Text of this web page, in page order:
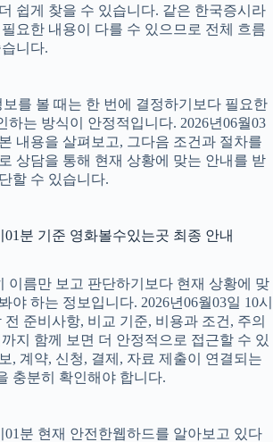
쉽게 찾을 수 있습니다. 같은 한국증시라
요한 내용이 다를 수 있으므로 전체 흐름
니다.
를 볼 때는 한 번에 결정하기보다 필요한
하는 방식이 안정적입니다. 2026년06월03
내용을 살펴보고, 그다음 조건과 절차를
상담을 통해 현재 상황에 맞는 안내를 받
할 수 있습니다.
01분 기준 영화볼수있는곳 최종 안내
이름만 보고 판단하기보다 현재 상황에 맞
야 하는 정보입니다. 2026년06월03일 10시
준비사항, 비교 기준, 비용과 조건, 주의
지 함께 보면 더 안정적으로 접근할 수 있
, 계약, 신청, 결제, 자료 제출이 연결되는
충분히 확인해야 합니다.
01분 현재 안전한웹하드를 알아보고 있다